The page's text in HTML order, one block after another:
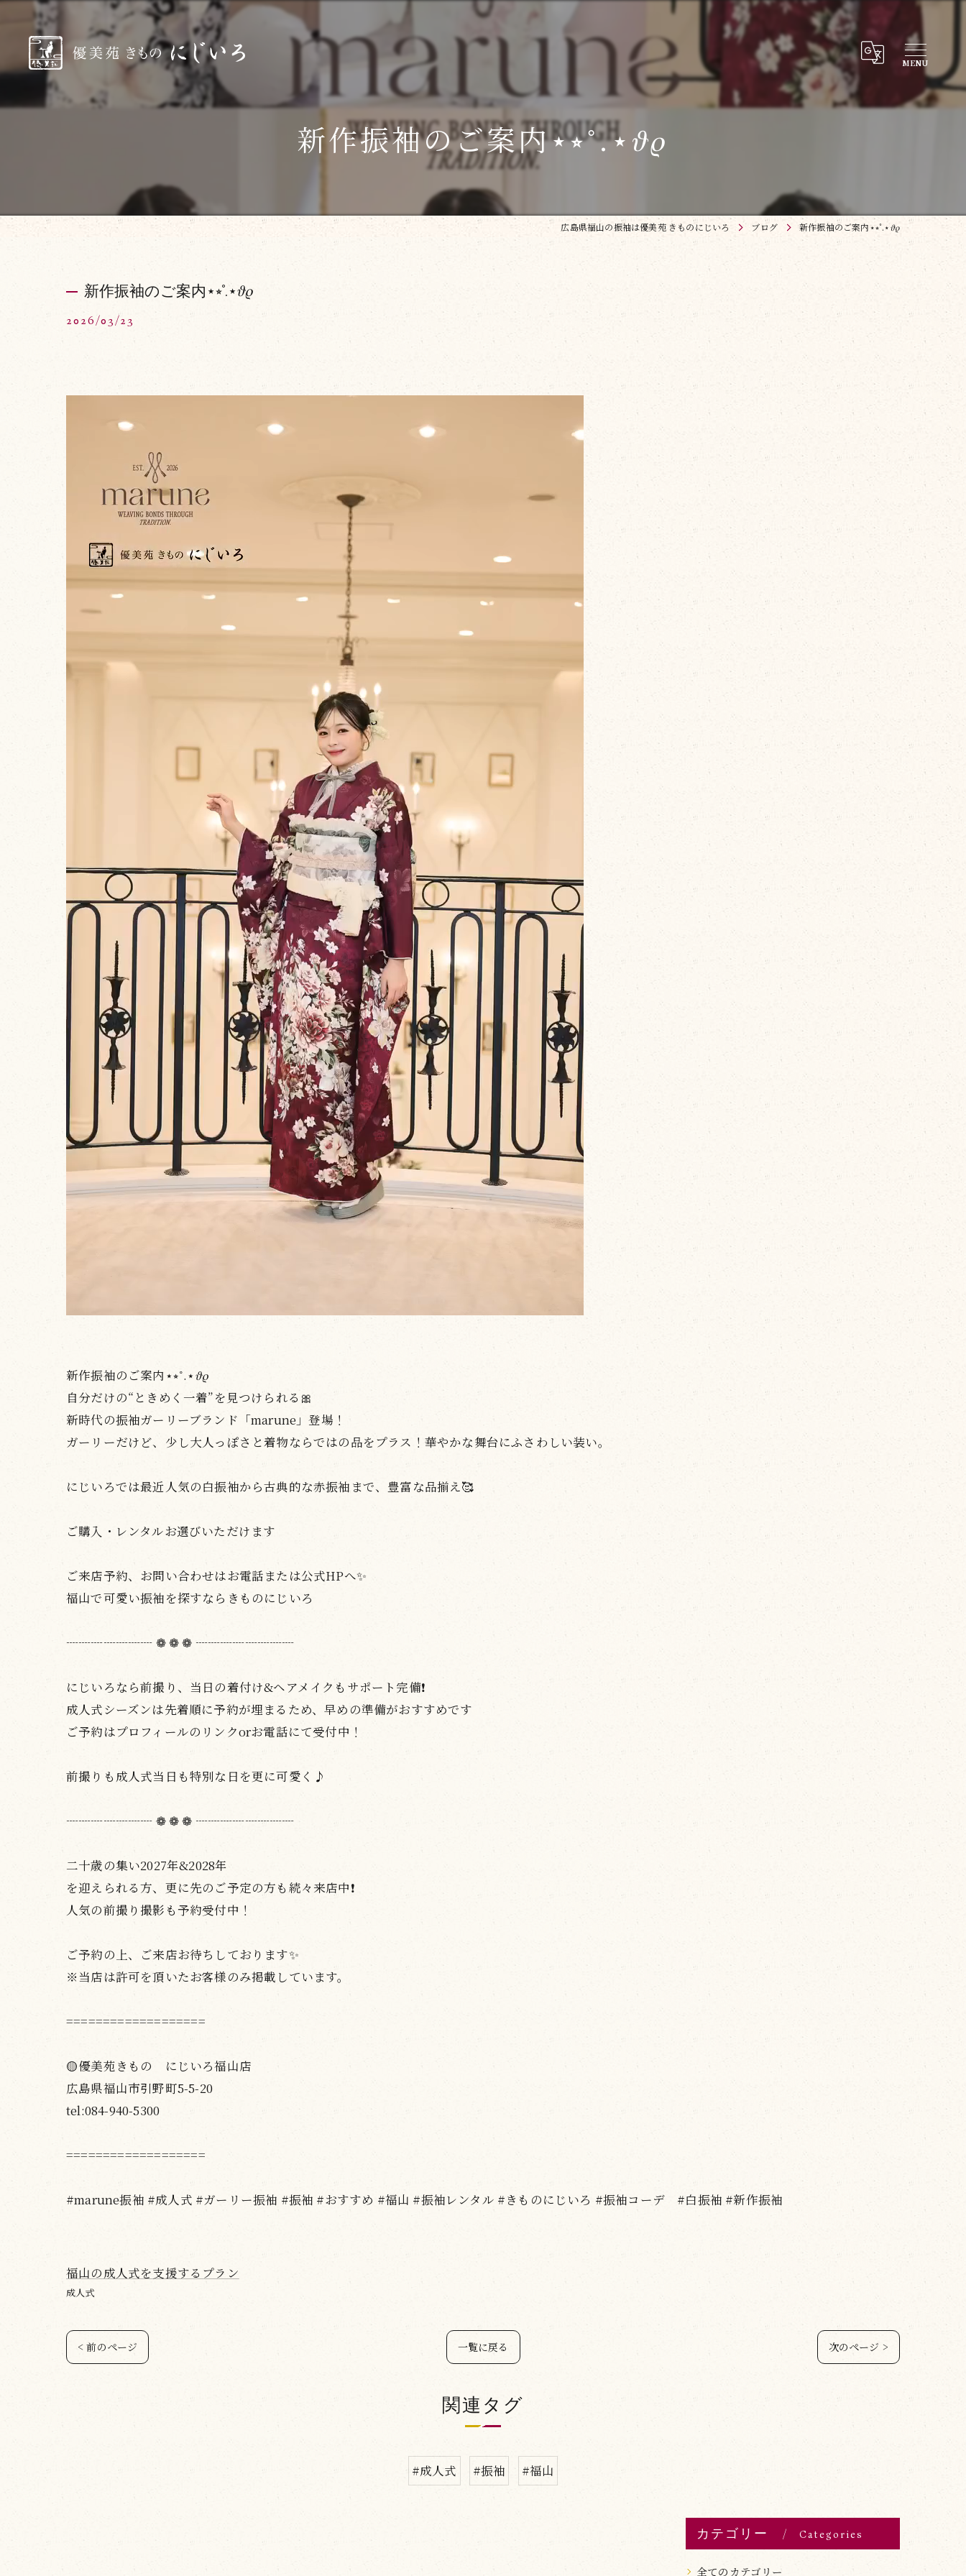
新作振袖のご案内⋆⭒˚.⋆𝜗𝜚
広島県福山の振袖は優美苑 きものにじいろ ブログ 新作振袖のご案内⋆⭒˚.⋆𝜗𝜚
新作振袖のご案内⋆⭒˚.⋆𝜗𝜚
2026/03/23
新作振袖のご案内⋆⭒˚.⋆𝜗𝜚
自分だけの“ときめく一着”を見つけられる🎀
新時代の振袖ガーリーブランド「marune」登場！
ガーリーだけど、少し大人っぽさと着物ならではの品をプラス！華やかな舞台にふさわしい装い。
にじいろでは最近人気の白振袖から古典的な赤振袖まで、豊富な品揃え🥰
ご購入・レンタルお選びいただけます
ご来店予約、お問い合わせはお電話または公式HPへ✨
福山で可愛い振袖を探すならきものにじいろ
┈┈┈┈┈┈┈ ❁ ❁ ❁ ┈┈┈┈┈┈┈┈
にじいろなら前撮り、当日の着付け&ヘアメイクもサポート完備❗️
成人式シーズンは先着順に予約が埋まるため、早めの準備がおすすめです
ご予約はプロフィールのリンクorお電話にて受付中！
前撮りも成人式当日も特別な日を更に可愛く♪
┈┈┈┈┈┈┈ ❁ ❁ ❁ ┈┈┈┈┈┈┈┈
二十歳の集い2027年&2028年
を迎えられる方、更に先のご予定の方も続々来店中❗️
人気の前撮り撮影も予約受付中！
ご予約の上、ご来店お待ちしております✨
※当店は許可を頂いたお客様のみ掲載しています。
===================
🟡優美苑きもの にじいろ福山店
広島県福山市引野町5-5-20
tel:084-940-5300
===================
#marune振袖 #成人式 #ガーリー振袖 #振袖 #おすすめ #福山 #振袖レンタル #きものにじいろ #振袖コーデ #白振袖 #新作振袖
福山の成人式を支援するプラン
成人式
< 前のページ 一覧に戻る 次のページ >
関連タグ
#成人式 #振袖 #福山
カテゴリー Categories
全てのカテゴリー